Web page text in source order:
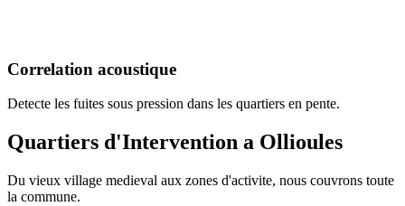
Correlation acoustique
Detecte les fuites sous pression dans les quartiers en pente.
Quartiers d'Intervention a Ollioules
Du vieux village medieval aux zones d'activite, nous couvrons toute
la commune.